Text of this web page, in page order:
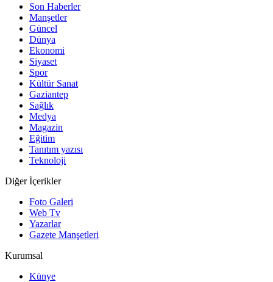
Son Haberler
Manşetler
Güncel
Dünya
Ekonomi
Siyaset
Spor
Kültür Sanat
Gaziantep
Sağlık
Medya
Magazin
Eğitim
Tanıtım yazısı
Teknoloji
Diğer İçerikler
Foto Galeri
Web Tv
Yazarlar
Gazete Manşetleri
Kurumsal
Künye